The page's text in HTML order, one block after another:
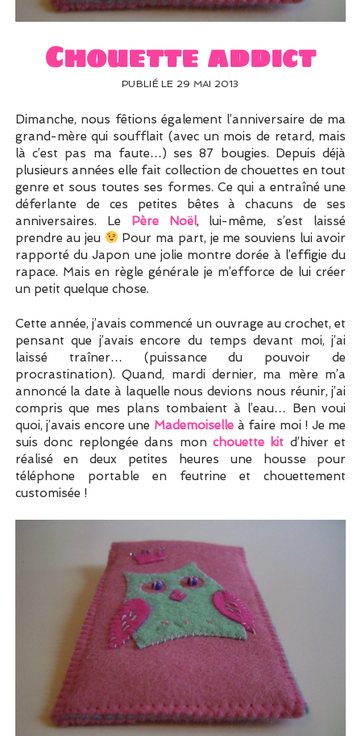
UN PEU DE DÉCO ?
Chouette addict
PUBLIÉ LE 29 MAI 2013
Dimanche, nous fêtions également l’anniversaire de ma
grand-mère qui soufflait (avec un mois de retard, mais
là c’est pas ma faute…) ses 87 bougies. Depuis déjà
plusieurs années elle fait collection de chouettes en tout
genre et sous toutes ses formes. Ce qui a entraîné une
déferlante de ces petites bêtes à chacuns de ses
anniversaires. Le
Père Noël, lui-même, s’est laissé
prendre au jeu
Pour ma part, je me souviens lui avoir
rapporté du Japon une jolie montre dorée à l’effigie du
rapace. Mais en règle générale je m’efforce de lui créer
un petit quelque chose.
Cette année, j’avais commencé un ouvrage au crochet, et
pensant que j’avais encore du temps devant moi, j’ai
laissé traîner… (puissance du pouvoir de
procrastination). Quand, mardi dernier, ma mère m’a
annoncé la date à laquelle nous devions nous réunir, j’ai
compris que mes plans tombaient à l’eau… Ben voui
quoi, j’avais encore une Mademoiselleà faire moi ! Je me
suis donc replongée dans mon chouette kit d’hiver et
réalisé en deux petites heures une housse pour
téléphone portable en feutrine et chouettement
customisée !